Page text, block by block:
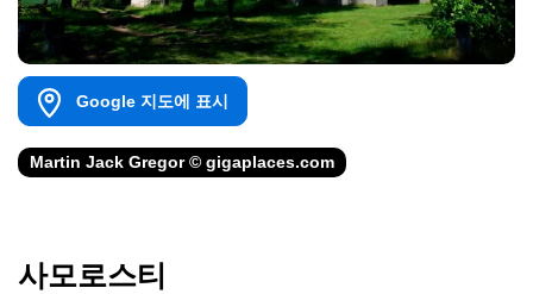
Google 지도에 표시
Martin Jack Gregor © gigaplaces.com
사모로스티